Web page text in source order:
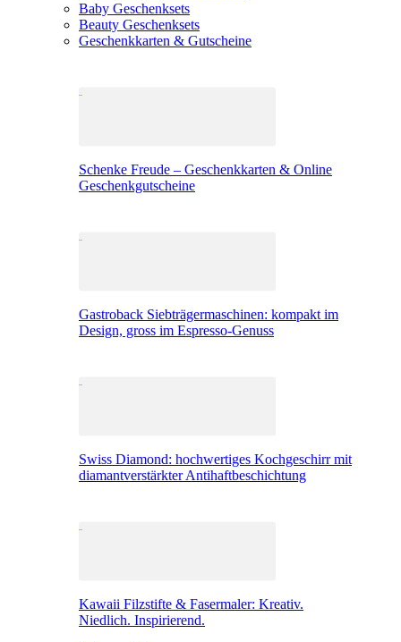
Baby Geschenksets
Beauty Geschenksets
Geschenkkarten & Gutscheine
Schenke Freude – Geschenkkarten & Online
Geschenkgutscheine
Gastroback Siebträgermaschinen: kompakt im
Design, gross im Espresso-Genuss
Swiss Diamond: hochwertiges Kochgeschirr mit
diamantverstärkter Antihaftbeschichtung
Kawaii Filzstifte & Fasermaler: Kreativ.
Niedlich. Inspirierend.